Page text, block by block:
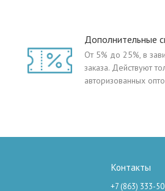
Дополнительные
От 5% до 25%, в
заказа. Действуют
авторизованных
Контакты
+7 (863) 333-